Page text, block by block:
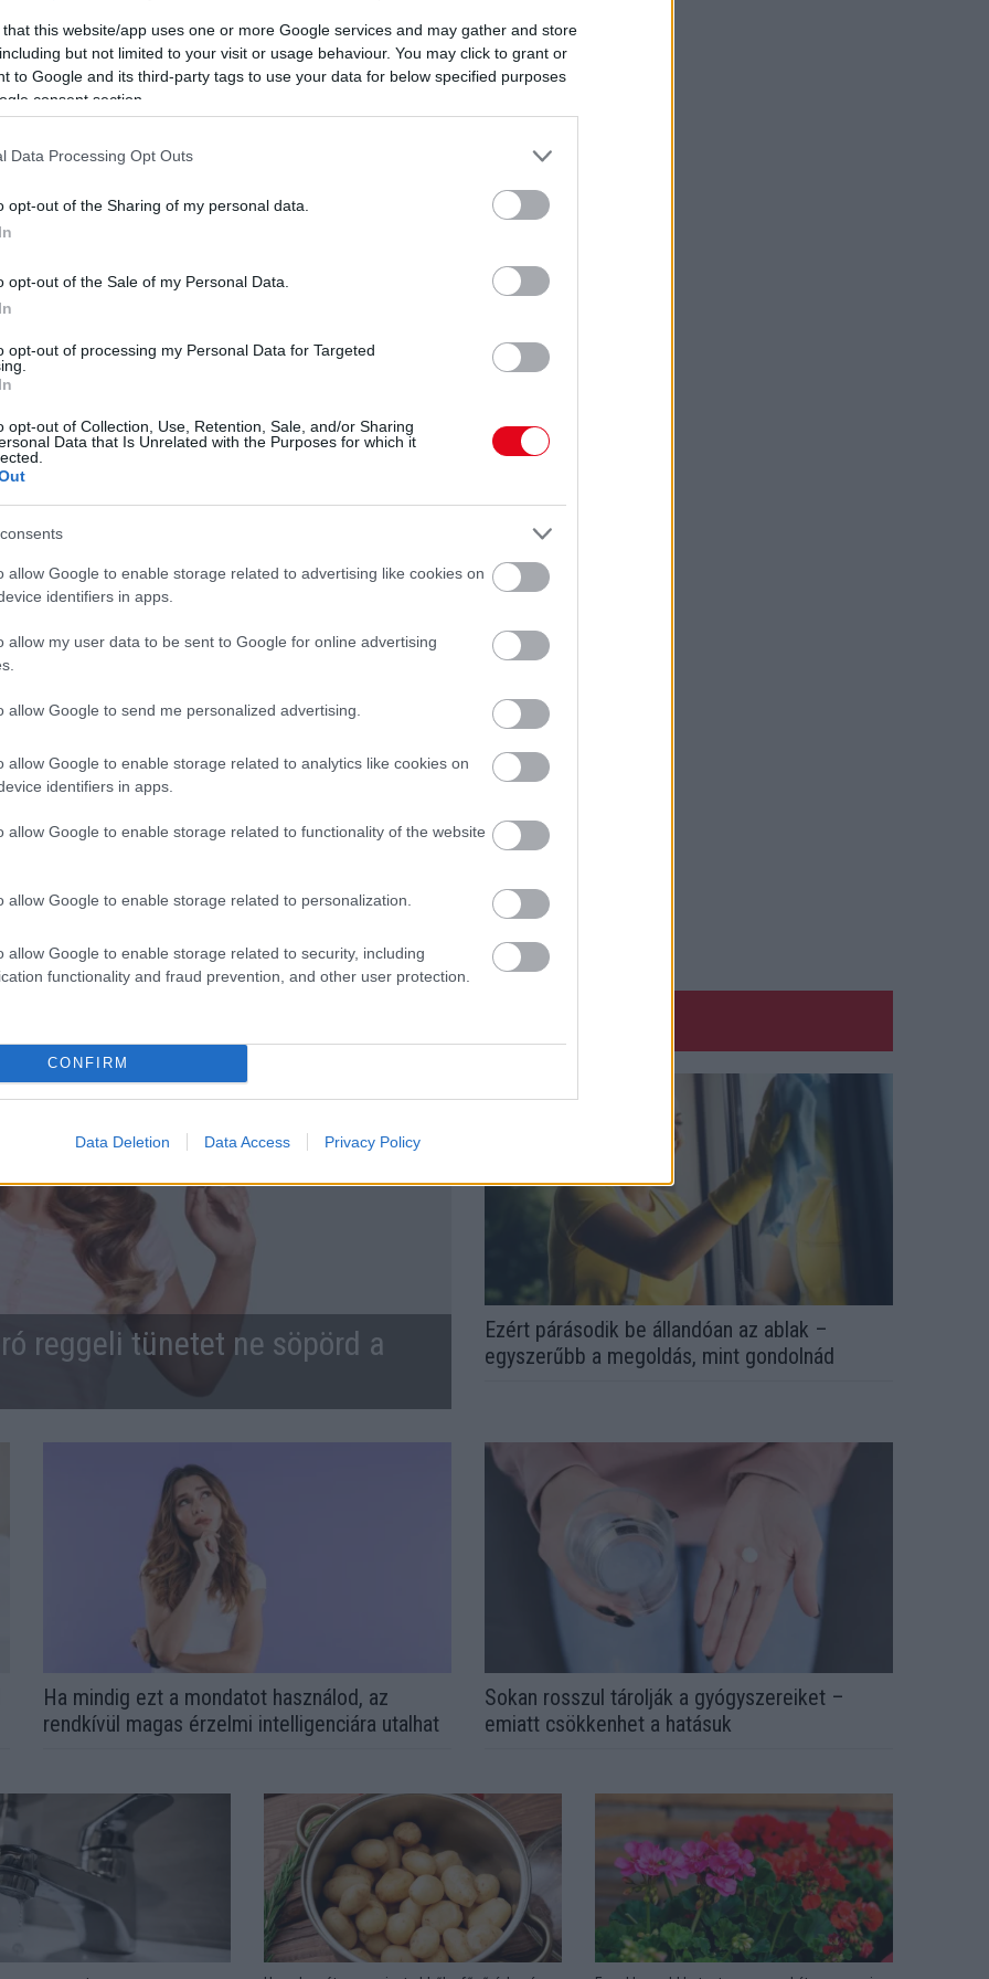
that this website/app uses one or more Google services and may gather and store
but not limited to your visit or usage behaviour. You may click to grant or
to Google and its third-party tags to use your data for below specified purposes
consent section.
Data Processing Opt Outs
opt-out of the Sharing of my personal data.
opt-out of the Sale of my Personal Data.
opt-out of processing my Personal Data for Targeted
opt-out of Collection, Use, Retention, Sale, and/or Sharing
Data that Is Unrelated with the Purposes for which it
allow Google to enable storage related to advertising like cookies on
identifiers in apps.
allow my user data to be sent to Google for online advertising
allow Google to send me personalized advertising.
allow Google to enable storage related to analytics like cookies on
identifiers in apps.
allow Google to enable storage related to functionality of the website
allow Google to enable storage related to personalization.
allow Google to enable storage related to security, including
functionality and fraud prevention, and other user protection.
CONFIRM
Data Deletion Data Access Privacy Policy
hoznak. Van, amikor mindenki siet, van, amikor
figyelünk a megszokottnál. Ezek az apró
eltéréseket mutathatnak a baleseti
érdemes extra óvatosnak lenned, a
teljesen másra számítasz.
oldalon folytatódik!
reggeli tünetet ne söpörd a
Ezért párásodik be állandóan az ablak –
egyszerűbb a megoldás, mint gondolnád
Ha mindig ezt a mondatot használod, az
rendkívül magas érzelmi intelligenciára utalhat
Sokan rosszul tárolják a gyógyszereiket –
emiatt csökkenhet a hatásuk